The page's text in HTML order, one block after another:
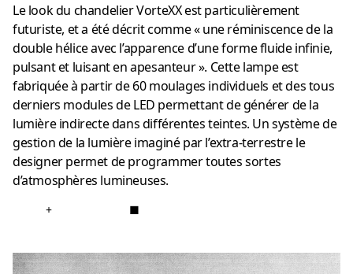
Le look du chandelier VorteXX est particulièrement
futuriste, et a été décrit comme « une réminiscence de la
double hélice avec l’apparence d’une forme fluide infinie,
pulsant et luisant en apesanteur ». Cette lampe est
fabriquée à partir de 60 moulages individuels et des tous
derniers modules de LED permettant de générer de la
lumière indirecte dans différentes teintes. Un système de
gestion de la lumière imaginé par l’extra-terrestre le
designer permet de programmer toutes sortes
d’atmosphères lumineuses.
+ ■